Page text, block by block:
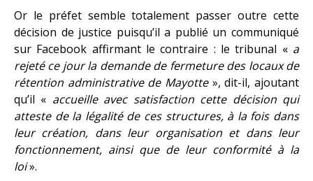
Or le préfet semble totalement passer outre cette
décision de justice puisqu’il a publié un communiqué
sur Facebook affirmant le contraire : le tribunal « a
rejeté ce jour la demande de fermeture des locaux de
rétention administrative de Mayotte», dit-il, ajoutant
qu’il « accueille avec satisfaction cette décision qui
atteste de la légalité de ces structures, à la fois dans
leur création, dans leur organisation et dans leur
fonctionnement, ainsi que de leur conformité à la
loi».